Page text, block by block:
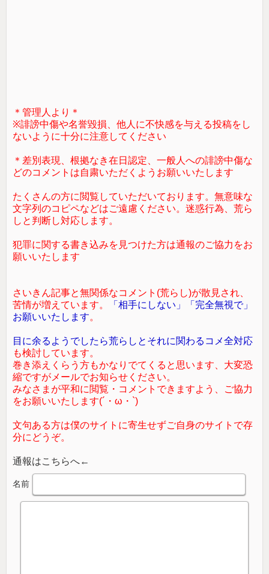
＊管理人より＊
※誹謗中傷や名誉毀損、他人に不快感を与える投稿をし
ないように十分に注意してください
＊差別表現、根拠なき在日認定、一般人への誹謗中傷な
どのコメントは自粛いただくようお願いいたします
たくさんの方に閲覧していただいております。無意味な
文字列のコピペなどはご遠慮ください。迷惑行為、荒ら
しと判断し対応します。
犯罪に関する書き込みを見つけた方は通報のご協力をお
願いいたします
さいきん記事と無関係なコメント(荒らし)が散見され、
苦情が増えています。
「相手にしない」「完全無視で」
お願いいたします。
目に余るようでしたら荒らしとそれに関わるコメ全対応
も検討しています。
巻き添えくらう方もかなりでてくると思います、大変恐
縮ですがメールでお知らせください。
みなさまが平和に閲覧・コメントできますよう、ご協力
をお願いいたします(´・ω・`)
文句ある方は僕のサイトに寄生せずご自身のサイトで存
分にどうぞ。
通報はこちらへ←
名前